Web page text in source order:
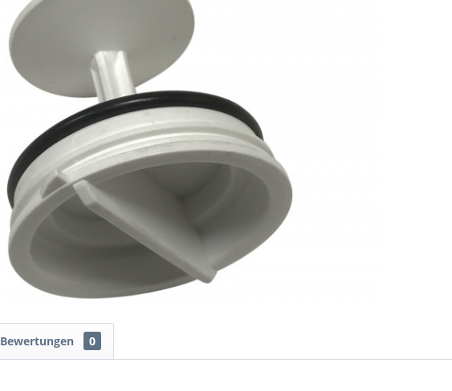
Bewertungen 0